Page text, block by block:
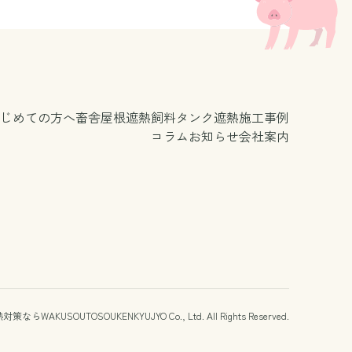
畜舎屋根遮熱飼料タンク遮熱施工事例
コラムお知らせ会社案内
めての方へ
策ならWAKUSOUTOSOUKENKYUJYO Co., Ltd. All Rights Reserved.